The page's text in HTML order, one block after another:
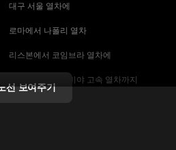
대구 서울 열차에
로마에서 나폴리 열차
리스본에서 코임브라 열차에
마드리드에서 세비야 고속 열차까지
선 보여주기